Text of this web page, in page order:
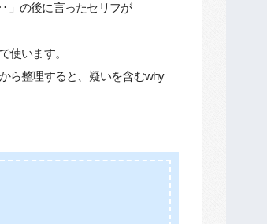
」の後に言ったセリフが
使います。
ら整理すると、疑いを含むwhy